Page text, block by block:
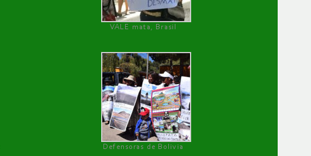
VALE mata, Brasil
Defensoras de Bolivia